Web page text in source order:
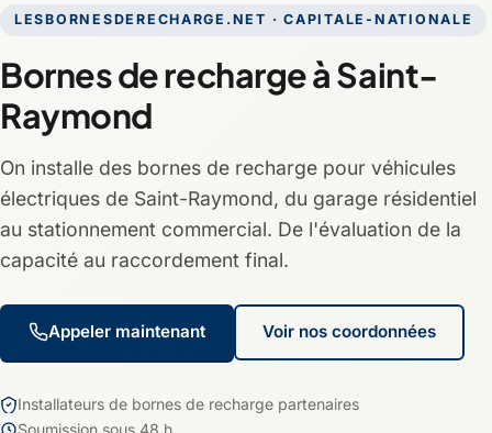
LESBORNESDERECHARGE.NET · CAPITALE-NATIONALE
Bornes de recharge à Saint-
Raymond
On installe des bornes de recharge pour véhicules
électriques de Saint-Raymond, du garage résidentiel
au stationnement commercial. De l'évaluation de la
capacité au raccordement final.
Appeler maintenant Voir nos coordonnées
Installateurs de bornes de recharge partenaires